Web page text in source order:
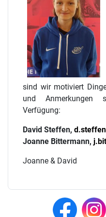
sind wir motiviert
und
Verfügung:
David Steffen,
Joanne Bittermann,
Joanne & David